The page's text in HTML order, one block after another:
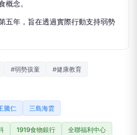
概念。
五年，旨在透過實際行動支持弱勢
#弱勢孩童
#健康教育
騰仁 三島海雲
1919食物銀行 全聯福利中心